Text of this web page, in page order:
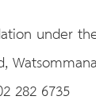
under
282 6735